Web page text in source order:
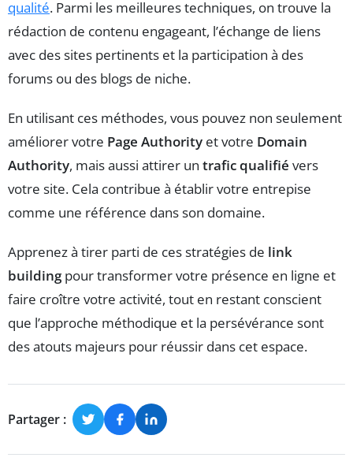
qualité. Parmi les meilleures techniques, on trouve la
rédaction de contenu engageant, l’échange de liens
avec des sites pertinents et la participation à des
forums ou des blogs de niche.
En utilisant ces méthodes, vous pouvez non seulement
améliorer votre Page Authority et votre Domain
Authority, mais aussi attirer un trafic qualifié vers
votre site. Cela contribue à établir votre entrepise
comme une référence dans son domaine.
Apprenez à tirer parti de ces stratégies de link
buildingpour transformer votre présence en ligne et
faire croître votre activité, tout en restant conscient
que l’approche méthodique et la persévérance sont
des atouts majeurs pour réussir dans cet espace.
Partager :